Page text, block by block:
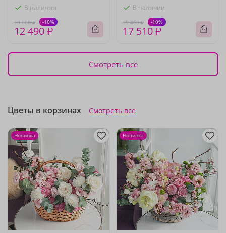
В наличии
13 880 ₽ -10%
12 490 ₽
В наличии
19 460 ₽ -10%
17 510 ₽
Смотреть все
Цветы в корзинах Смотреть все
Новинка Новинка